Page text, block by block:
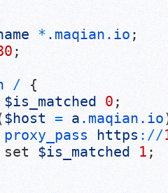
* .maqian .io ;
;
/
{
$is_matched 0 ;
$host = a .maqian .io
proxy_pass https : //
set $is_matched 1 ;